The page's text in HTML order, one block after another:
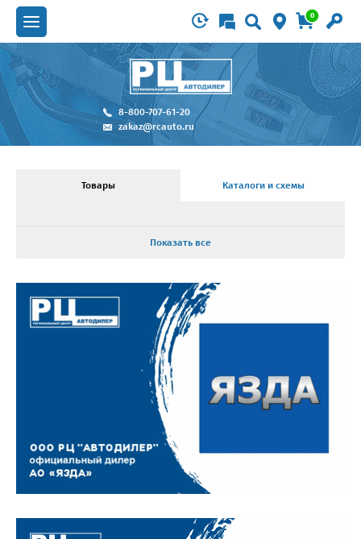
0
8-800-707-61-20
zakaz@rcauto.ru
Товары Каталоги и схемы
Показать все